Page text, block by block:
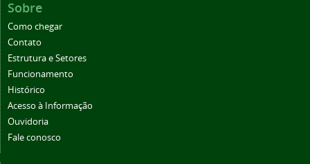
Sobre
Como chegar
Contato
Estrutura e Setores
Funcionamento
Histórico
Acesso à Informação
Ouvidoria
Fale conosco